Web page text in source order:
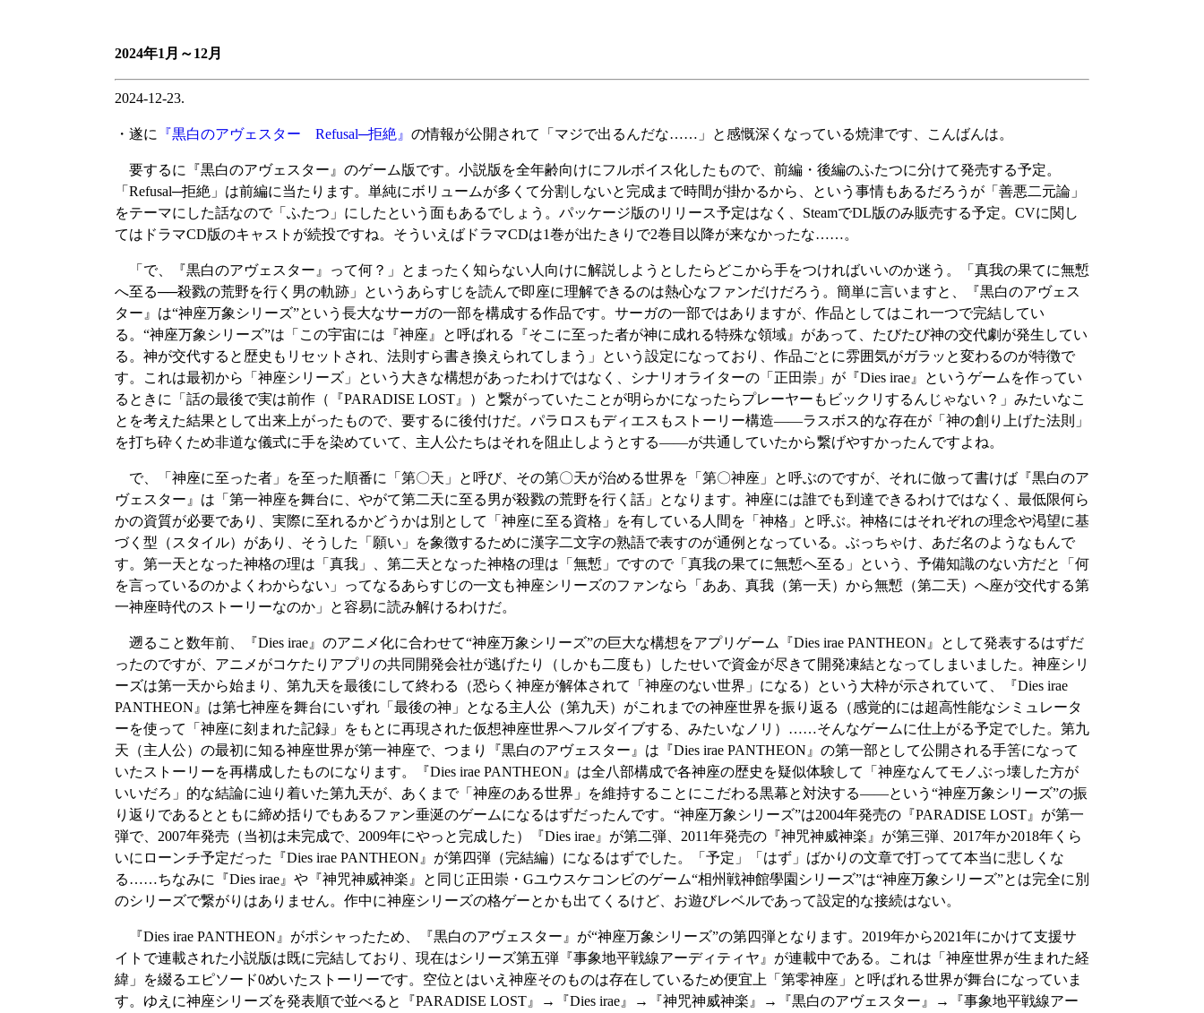
2024年1月～12月
2024-12-23.
・遂に 『黒白のアヴェスター Refusal─拒絶』 の情報が公開されて「マジで出るんだな……」と感慨深くなっている焼津です、こんばんは。
要するに『黒白のアヴェスター』のゲーム版です。小説版を全年齢向けにフルボイス化したもので、前編・後編のふたつに分けて発売する予定。
「Refusal─拒絶」は前編に当たります。単純にボリュームが多くて分割しないと完成まで時間が掛かるから、という事情もあるだろうが「善悪二元論」
をテーマにした話なので「ふたつ」にしたという面もあるでしょう。パッケージ版のリリース予定はなく、SteamでDL版のみ販売する予定。CVに関し
てはドラマCD版のキャストが続投ですね。そういえばドラマCDは1巻が出たきりで2巻目以降が来なかったな……。
「で、『黒白のアヴェスター』って何？」とまったく知らない人向けに解説しようとしたらどこから手をつければいいのか迷う。「真我の果てに無慙
へ至る──殺戮の荒野を行く男の軌跡」というあらすじを読んで即座に理解できるのは熱心なファンだけだろう。簡単に言いますと、『黒白のアヴェス
ター』は“神座万象シリーズ”という長大なサーガの一部を構成する作品です。サーガの一部ではありますが、作品としてはこれ一つで完結してい
る。“神座万象シリーズ”は「この宇宙には『神座』と呼ばれる『そこに至った者が神に成れる特殊な領域』があって、たびたび神の交代劇が発生してい
る。神が交代すると歴史もリセットされ、法則すら書き換えられてしまう」という設定になっており、作品ごとに雰囲気がガラッと変わるのが特徴で
す。これは最初から「神座シリーズ」という大きな構想があったわけではなく、シナリオライターの「正田崇」が『Dies irae』というゲームを作ってい
るときに「話の最後で実は前作（『PARADISE LOST』）と繋がっていたことが明らかになったらプレーヤーもビックリするんじゃない？」みたいなこ
とを考えた結果として出来上がったもので、要するに後付けだ。パラロスもディエスもストーリー構造――ラスボス的な存在が「神の創り上げた法則」
を打ち砕くため非道な儀式に手を染めていて、主人公たちはそれを阻止しようとする――が共通していたから繋げやすかったんですよね。
で、「神座に至った者」を至った順番に「第〇天」と呼び、その第〇天が治める世界を「第〇神座」と呼ぶのですが、それに倣って書けば『黒白のア
ヴェスター』は「第一神座を舞台に、やがて第二天に至る男が殺戮の荒野を行く話」となります。神座には誰でも到達できるわけではなく、最低限何ら
かの資質が必要であり、実際に至れるかどうかは別として「神座に至る資格」を有している人間を「神格」と呼ぶ。神格にはそれぞれの理念や渇望に基
づく型（スタイル）があり、そうした「願い」を象徴するために漢字二文字の熟語で表すのが通例となっている。ぶっちゃけ、あだ名のようなもんで
す。第一天となった神格の理は「真我」、第二天となった神格の理は「無慙」ですので「真我の果てに無慙へ至る」という、予備知識のない方だと「何
を言っているのかよくわからない」ってなるあらすじの一文も神座シリーズのファンなら「ああ、真我（第一天）から無慙（第二天）へ座が交代する第
一神座時代のストーリーなのか」と容易に読み解けるわけだ。
遡ること数年前、『Dies irae』のアニメ化に合わせて“神座万象シリーズ”の巨大な構想をアプリゲーム『Dies irae PANTHEON』として発表するはずだ
ったのですが、アニメがコケたりアプリの共同開発会社が逃げたり（しかも二度も）したせいで資金が尽きて開発凍結となってしまいました。神座シリ
ーズは第一天から始まり、第九天を最後にして終わる（恐らく神座が解体されて「神座のない世界」になる）という大枠が示されていて、『Dies irae
PANTHEON』は第七神座を舞台にいずれ「最後の神」となる主人公（第九天）がこれまでの神座世界を振り返る（感覚的には超高性能なシミュレータ
ーを使って「神座に刻まれた記録」をもとに再現された仮想神座世界へフルダイブする、みたいなノリ）……そんなゲームに仕上がる予定でした。第九
天（主人公）の最初に知る神座世界が第一神座で、つまり『黒白のアヴェスター』は『Dies irae PANTHEON』の第一部として公開される手筈になって
いたストーリーを再構成したものになります。『Dies irae PANTHEON』は全八部構成で各神座の歴史を疑似体験して「神座なんてモノぶっ壊した方が
いいだろ」的な結論に辿り着いた第九天が、あくまで「神座のある世界」を維持することにこだわる黒幕と対決する――という“神座万象シリーズ”の振
り返りであるとともに締め括りでもあるファン垂涎のゲームになるはずだったんです。“神座万象シリーズ”は2004年発売の『PARADISE LOST』が第一
弾で、2007年発売（当初は未完成で、2009年にやっと完成した）『Dies irae』が第二弾、2011年発売の『神咒神威神楽』が第三弾、2017年か2018年くら
いにローンチ予定だった『Dies irae PANTHEON』が第四弾（完結編）になるはずでした。「予定」「はず」ばかりの文章で打ってて本当に悲しくな
る……ちなみに『Dies irae』や『神咒神威神楽』と同じ正田崇・Gユウスケコンビのゲーム“相州戦神館學園シリーズ”は“神座万象シリーズ”とは完全に別
のシリーズで繋がりはありません。作中に神座シリーズの格ゲーとかも出てくるけど、お遊びレベルであって設定的な接続はない。
『Dies irae PANTHEON』がポシャったため、『黒白のアヴェスター』が“神座万象シリーズ”の第四弾となります。2019年から2021年にかけて支援サ
イトで連載された小説版は既に完結しており、現在はシリーズ第五弾『事象地平戦線アーディティヤ』が連載中である。これは「神座世界が生まれた経
緯」を綴るエピソード0めいたストーリーです。空位とはいえ神座そのものは存在しているため便宜上「第零神座」と呼ばれる世界が舞台になっていま
す。ゆえに神座シリーズを発表順で並べると『PARADISE LOST』→『Dies irae』→『神咒神威神楽』→『黒白のアヴェスター』→『事象地平戦線アー